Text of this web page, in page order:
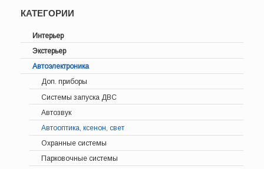
КАТЕГОРИИ
Интерьер
Экстерьер
Автоэлектроника
Доп. приборы
Системы запуска ДВС
Автозвук
Автооптика, ксенон, свет
Охранные системы
Парковочные системы